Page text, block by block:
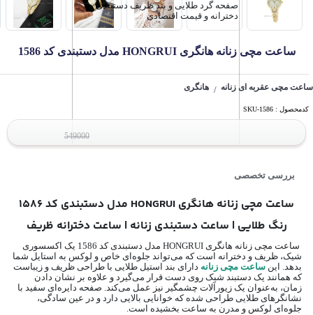
ساعت مچی زنانه هانگری HONGRUI مدل دستبندی کد 1586
ساعت مچی عقربه ای زنانه / هانگری
کدمحصول : SKU-1586
549000
بررسی تخصصی
ساعت مچی زنانه هانگری HONGRUI مدل دستبندی کد 1586
رنگ طلایی | ساعت دستبندی زنانه | ساعت دخترانه ظریف
ساعت مچی زنانه هانگری HONGRUI مدل دستبندی کد 1586 یک اکسسوری
شیک، ظریف و دخترانه است که می‌تواند جلوه‌ای خاص و لوکس به استایل شما
بدهد. این ساعت مچی زنانه دارای بند استیل طلایی با طراحی ظریف و زیباست
که همانند یک دستبند شیک روی دست قرار می‌گیرد و علاوه بر نشان دادن
زمان، به‌عنوان یک زیورآلات چشمگیر نیز عمل می‌کند. صفحه دایره‌ای سفید با
نشانگرهای طلایی طراحی شده که خوانایی بالایی دارد و در عین سادگی،
جلوه‌ای لوکس و مدرن به ساعت بخشیده است.